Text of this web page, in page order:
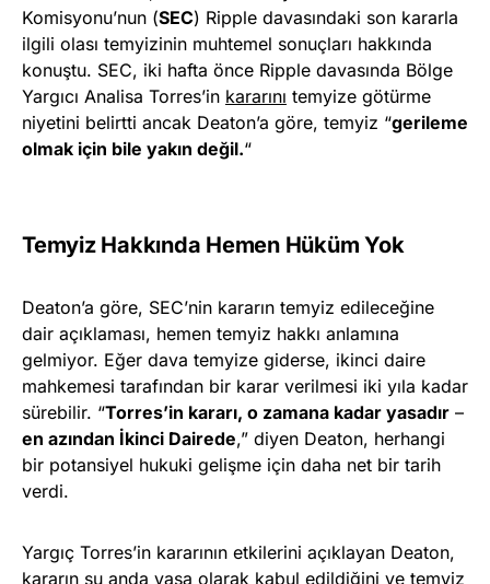
Komisyonu’nun (SEC) Ripple davasındaki son kararla
ilgili olası temyizinin muhtemel sonuçları hakkında
konuştu. SEC, iki hafta önce Ripple davasında Bölge
Yargıcı Analisa Torres’in kararını temyize götürme
niyetini belirtti ancak Deaton’a göre, temyiz “gerileme
olmak için bile yakın değil.“
Temyiz Hakkında Hemen Hüküm Yok
Deaton’a göre, SEC’nin kararın temyiz edileceğine
dair açıklaması, hemen temyiz hakkı anlamına
gelmiyor. Eğer dava temyize giderse, ikinci daire
mahkemesi tarafından bir karar verilmesi iki yıla kadar
sürebilir. “Torres’in kararı, o zamana kadar yasadır –
en azından İkinci Dairede,” diyen Deaton, herhangi
bir potansiyel hukuki gelişme için daha net bir tarih
verdi.
Yargıç Torres’in kararının etkilerini açıklayan Deaton,
kararın şu anda yasa olarak kabul edildiğini ve temyiz